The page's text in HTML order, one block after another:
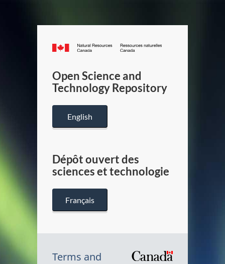
Canada.ca
/
Canada
Open Science and
Technology Repository
English
Dépôt ouvert des
sciences et technologie
Français
Terms and